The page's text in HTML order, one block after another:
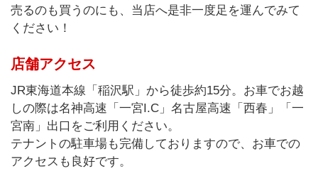
売るのも買うのにも、当店へ是非一度足を運んでみて
ください！
店舗アクセス
JR東海道本線「稲沢駅」から徒歩約15分。お車でお越
しの際は名神高速「一宮I.C」名古屋高速「西春」「一
宮南」出口をご利用ください。
テナントの駐車場も完備しておりますので、お車での
アクセスも良好です。